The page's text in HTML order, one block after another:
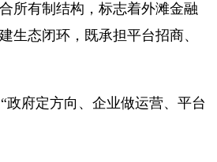
所有制结构，标志着外滩金融
生态闭环，既承担平台招商、
府定方向、企业做运营、平台